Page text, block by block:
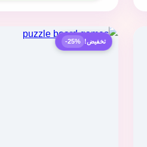
تخفيض! -25%